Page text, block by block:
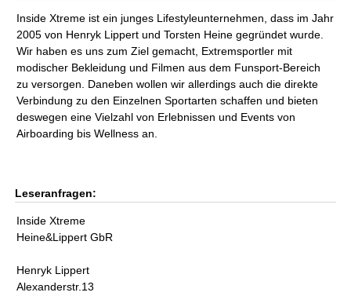
Inside Xtreme ist ein junges Lifestyleunternehmen, dass im Jahr
2005 von Henryk Lippert und Torsten Heine gegründet wurde.
Wir haben es uns zum Ziel gemacht, Extremsportler mit
modischer Bekleidung und Filmen aus dem Funsport-Bereich
zu versorgen. Daneben wollen wir allerdings auch die direkte
Verbindung zu den Einzelnen Sportarten schaffen und bieten
deswegen eine Vielzahl von Erlebnissen und Events von
Airboarding bis Wellness an.
Leseranfragen:
Inside Xtreme
Heine&Lippert GbR
Henryk Lippert
Alexanderstr.13